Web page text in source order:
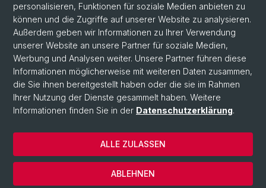
Facebook
Newsletter
© Universität Basel
Philosophisch-Historische Fakultät
Home
Datenschutzerklärung
personalisieren, Funktionen für soziale Medien anbieten zu
können und die Zugriffe auf unserer Website zu analysieren.
Außerdem geben wir Informationen zu Ihrer Verwendung
unserer Website an unsere Partner für soziale Medien,
Werbung und Analysen weiter. Unsere Partner führen diese
Informationen möglicherweise mit weiteren Daten zusammen,
die Sie ihnen bereitgestellt haben oder die sie im Rahmen
Ihrer Nutzung der Dienste gesammelt haben. Weitere
Informationen finden Sie in der Datenschutzerklärung.
ABLEHNEN
ALLE ZULASSEN